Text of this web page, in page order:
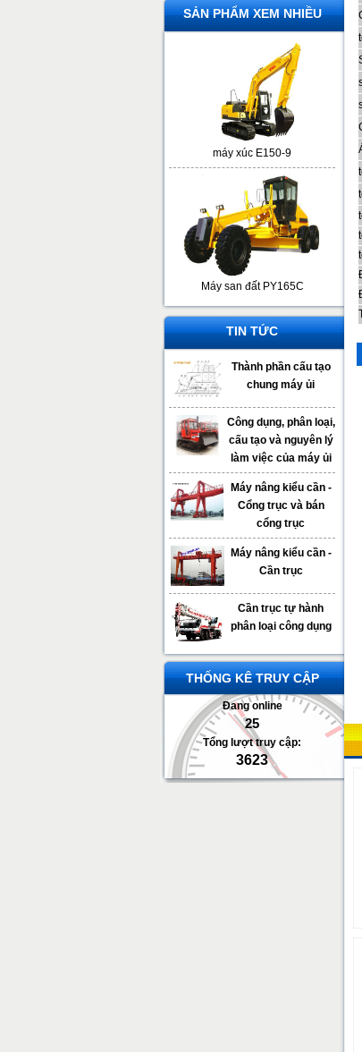
SẢN PHẨM XEM NHIỀU
máy xúc E150-9
Máy san đất PY165C
TIN TỨC
Thành phần cấu tạo
chung máy ủi
Công dụng, phân loại,
cấu tạo và nguyên lý
làm việc của máy ủi
Máy nâng kiểu cần -
Cổng trục và bán
cổng trục
Máy nâng kiểu cần -
Cần trục
Cần trục tự hành
phân loại công dụng
THỐNG KÊ TRUY CẬP
Đang online
25
Tổng lượt truy cập:
3623